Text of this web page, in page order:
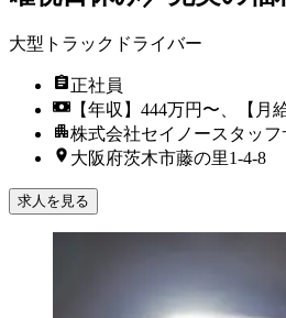
大型トラックドライバー
正社員
【年収】444万円〜、【月
株式会社セイノースタッ
大阪府茨木市藤の里1-4-8
求人を見る